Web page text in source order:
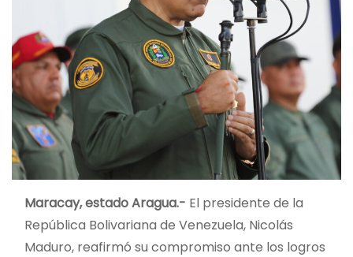
Maracay, estado Aragua.- El presidente de la
República Bolivariana de Venezuela, Nicolás
Maduro, reafirmó su compromiso ante los logros